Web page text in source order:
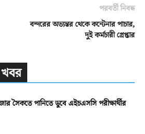
পরবর্তী নিবন্ধ
বন্দরের অভ্যন্তর থেকে কন্টেনার পাচার,
দুই কর্মচারী গ্রেপ্তার
সৈকতে পানিতে ডুবে এইচএসসি পরীক্ষার্থীর